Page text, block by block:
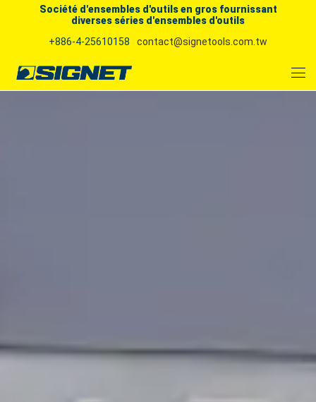
Société d'ensembles d'outils en gros fournissant
diverses séries d'ensembles d'outils
+886-4-25610158
contact@signetools.com.tw